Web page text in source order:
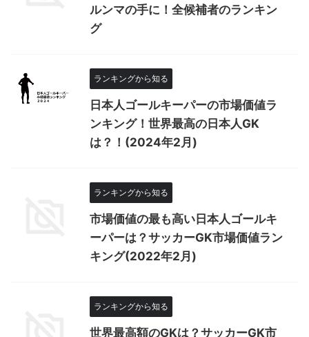
ルンマの手に！全候補者のランキン
グ
ランキングから知る
日本人ゴールキーパーの市場価値ラ
ンキング！世界最高の日本人GK
は？！(2024年2月)
ランキングから知る
市場価値の最も高い日本人ゴールキ
ーパーは？サッカーGK市場価値ラン
キング(2022年2月)
ランキングから知る
世界最高額のGKは？サッカーGK市